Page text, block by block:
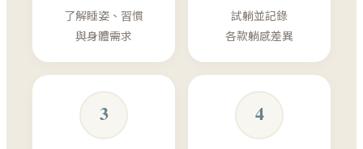
了解睡姿、習慣
與身體需求
試躺並記錄
各款躺感差異
3 4